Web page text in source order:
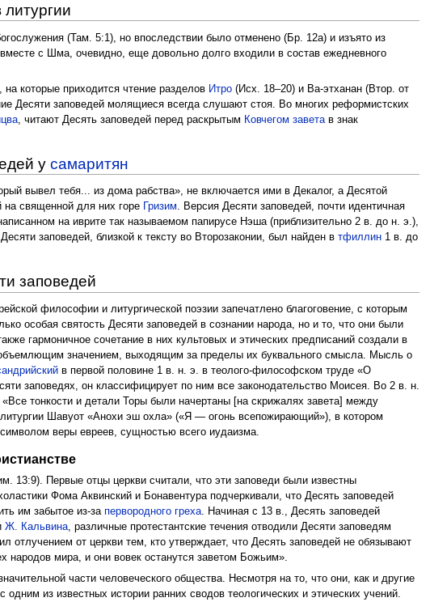
(Там. 5:1), но впоследствии было отменено (Бр. 12а) и изъято из
с Шма, очевидно, еще довольно долго входили в состав ежедневного
которые приходится чтение разделов Итро (Исх. 18–20) и Ва-этханан (Втор. от
Десяти заповедей молящиеся всегда слушают стоя. Во многих реформистских
, читают Десять заповедей перед раскрытым Ковчегом заветав знак
усамаритян
вывел тебя... из дома рабства», не включается ими в Декалог, а Десятой
священной для них горе
Гризим. Версия Десяти заповедей, почти идентичная
на иврите так называемом папирусе Нэша (приблизительно 2 в. до н. э.),
заповедей, близкой к тексту во Второзаконии, был найден втфиллин 1 в. до
заповедей
философии и литургической поэзии запечатлено благоговение, с которым
особая святость Десяти заповедей в сознании народа, но и то, что они были
гармоничное сочетание в них культовых и этических предписаний создали в
значением, выходящим за пределы их буквального смысла. Мысль о
в первой половине 1 в. н. э. в теолого-философском труде «О
заповедях, он классифицирует по ним все законодательство Моисея. Во 2 в. н.
тонкости и детали Торы были начертаны [на скрижалях завета] между
Шавуот «Анохи эш охла» («Я — огонь всепожирающий»), в котором
веры евреев, сущностью всего иудаизма.
13:9). Первые отцы церкви считали, что эти заповеди были известны
Фома Аквинский и Бонавентура подчеркивали, что Десять заповедей
им забытое из-запервородного греха. Начиная с 13 в., Десять заповедей
Ж. Кальвина, различные протестантские течения отводили Десяти заповедям
отлучением от церкви тем, кто утверждает, что Десять заповедей не обязывают
народов мира, и они вовек останутся заветом Божьим».
части человеческого общества. Несмотря на то, что они, как и другие
из известных истории ранних сводов теологических и этических учений.